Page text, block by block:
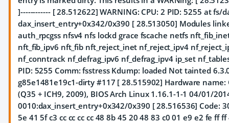
]------------ [ 28.512622] WARNING: CPU: 2 PID: 5255 at fs/
dax_insert_entry+0x342/0x390 [ 28.513050] Modules
auth_rpcgss nfsv4 nfs lockd grace fscache netfs
nft_fib_ipv6 nft_fib nft_reject_inet nf_reject_ipv4
nf_conntrack nf_defrag_ipv6 nf_defrag_ipv4 ip_set
PID: 5255 Comm: fsstress Kdump: loaded Not tainted
g85e1481e19c1-dirty #117 [ 28.515902] Hardware name:
(Q35 + ICH9, 2009), BIOS Arch Linux 1.16.1-1-1 04/01/
0010:dax_insert_entry+0x342/0x390 [ 28.516536] Code:
5e 41 5f c3 cc cc cc cc 48 8b 45 20 48 83 c0 01 e9 e2 fe ff